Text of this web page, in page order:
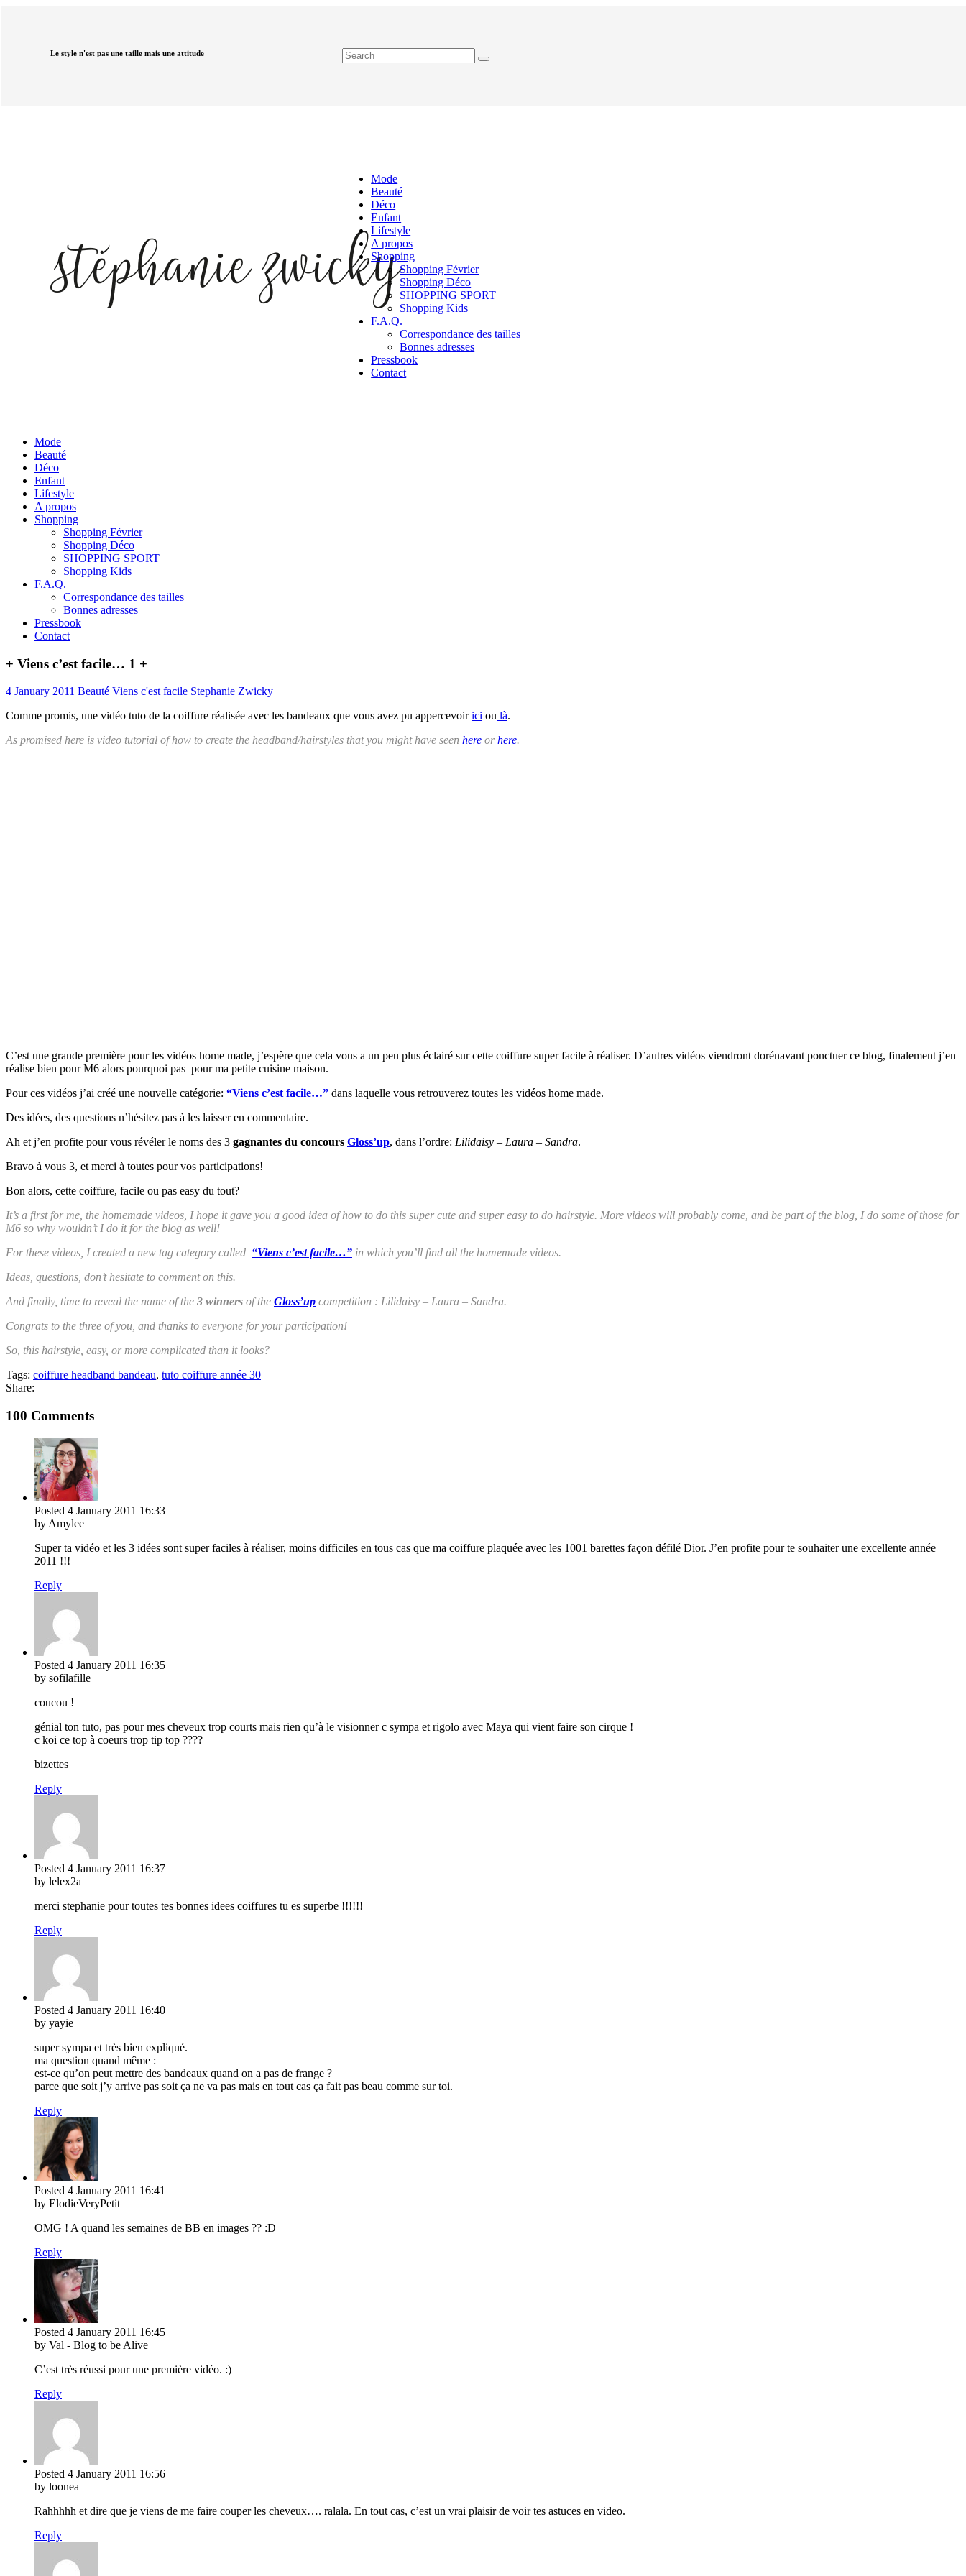
Le style n'est pas une taille mais une attitude
Mode
Beauté
Déco
Enfant
Lifestyle
A propos
Shopping
Shopping Février
Shopping Déco
SHOPPING SPORT
Shopping Kids
F.A.Q.
Correspondance des tailles
Bonnes adresses
Pressbook
Contact
Mode
Beauté
Déco
Enfant
Lifestyle
A propos
Shopping
Shopping Février
Shopping Déco
SHOPPING SPORT
Shopping Kids
F.A.Q.
Correspondance des tailles
Bonnes adresses
Pressbook
Contact
+ Viens c’est facile… 1 +
4 January 2011 Beauté Viens c'est facile Stephanie Zwicky
Comme promis, une vidéo tuto de la coiffure réalisée avec les bandeaux que vous avez pu appercevoirici ou là.
As promised here is video tutorial of how to create the headband/hairstyles that you might have seen here or here.
C’est une grande première pour les vidéos home made, j’espère que cela vous a un peu plus éclairé sur cette coiffure super facile à réaliser. D’autres vidéos viendront dorénavant ponctuer ce blog, finalement j’en
réalise bien pour M6 alors pourquoi pas pour ma petite cuisine maison.
Pour ces vidéos j’ai créé une nouvelle catégorie: “Viens c’est facile…” dans laquelle vous retrouverez toutes les vidéos home made.
Des idées, des questions n’hésitez pas à les laisser en commentaire.
Ah et j’en profite pour vous révéler le noms des 3 gagnantes du concours Gloss’up, dans l’ordre: Lilidaisy – Laura – Sandra.
Bravo à vous 3, et merci à toutes pour vos participations!
Bon alors, cette coiffure, facile ou pas easy du tout?
It’s a first for me, the homemade videos, I hope it gave you a good idea of how to do this super cute and super easy to do hairstyle. More videos will probably come, and be part of the blog, I do some of those for
M6 so why wouldn’t I do it for the blog as well!
For these videos, I created a new tag category called “Viens c’est facile…” in which you’ll find all the homemade videos.
Ideas, questions, don’t hesitate to comment on this.
And finally, time to reveal the name of the 3 winners of the Gloss’up competition : Lilidaisy – Laura – Sandra.
Congrats to the three of you, and thanks to everyone for your participation!
So, this hairstyle, easy, or more complicated than it looks?
Tags: coiffure headband bandeau, tuto coiffure année 30
Share:
100 Comments
Posted 4 January 2011 16:33
by Amylee
Super ta vidéo et les 3 idées sont super faciles à réaliser, moins difficiles en tous cas que ma coiffure plaquée avec les 1001 barettes façon défilé Dior. J’en profite pour te souhaiter une excellente année
2011 !!!
Reply
Posted 4 January 2011 16:35
by sofilafille
coucou !
génial ton tuto, pas pour mes cheveux trop courts mais rien qu’à le visionner c sympa et rigolo avec Maya qui vient faire son cirque !
c koi ce top à coeurs trop tip top ????
bizettes
Reply
Posted 4 January 2011 16:37
by lelex2a
merci stephanie pour toutes tes bonnes idees coiffures tu es superbe !!!!!!
Reply
Posted 4 January 2011 16:40
by yayie
super sympa et très bien expliqué.
ma question quand même :
est-ce qu’on peut mettre des bandeaux quand on a pas de frange ?
parce que soit j’y arrive pas soit ça ne va pas mais en tout cas ça fait pas beau comme sur toi.
Reply
Posted 4 January 2011 16:41
by ElodieVeryPetit
OMG ! A quand les semaines de BB en images ?? :D
Reply
Posted 4 January 2011 16:45
by Val - Blog to be Alive
C’est très réussi pour une première vidéo. :)
Reply
Posted 4 January 2011 16:56
by loonea
Rahhhhh et dire que je viens de me faire couper les cheveux…. ralala. En tout cas, c’est un vrai plaisir de voir tes astuces en video.
Reply